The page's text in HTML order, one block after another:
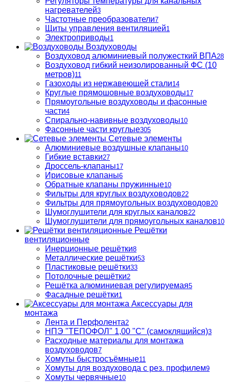
нагревателей3
Частотные преобразователи7
Щиты управления вентиляцией1
Электроприводы1
Воздуховоды
Воздуховод алюминиевый полужесткий ВПА28
Воздуховод гибкий неизолированный ФС (10
метров)11
Газоходы из нержавеющей стали14
Круглые прямошовные воздуховоды17
Прямоугольные воздуховоды и фасонные
части4
Спирально-навивные воздуховоды10
Фасонные части круглые305
Сетевые элементы
Алюминиевые воздушные клапаны10
Гибкие вставки27
Дроссель-клапаны17
Ирисовые клапаны6
Обратные клапаны пружинные10
Фильтры для круглых воздуховодов22
Фильтры для прямоугольных воздуховодов20
Шумоглушители для круглых каналов22
Шумоглушители для прямоугольных каналов10
Решётки
вентиляционные
Инерционные решётки8
Металлические решётки53
Пластиковые решётки33
Потолочные решётки2
Решётка алюминиевая регулируемая5
Фасадные решётки1
Аксессуары для
монтажа
Лента и Перфолента2
НПЭ "ТЕПОФОЛ" 1,00 "С" (самоклящийся)3
Расходные материалы для монтажа
воздуховодов7
Хомуты быстросъёмные11
Хомуты для воздуховода с рез. профилем9
Хомуты червячные10